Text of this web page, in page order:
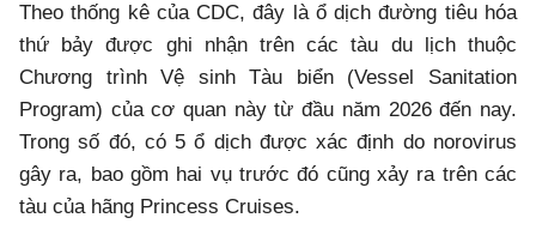
Theo thống kê của CDC, đây là ổ dịch đường tiêu hóa
thứ bảy được ghi nhận trên các tàu du lịch thuộc
Chương trình Vệ sinh Tàu biển (Vessel Sanitation
Program) của cơ quan này từ đầu năm 2026 đến nay.
Trong số đó, có 5 ổ dịch được xác định do norovirus
gây ra, bao gồm hai vụ trước đó cũng xảy ra trên các
tàu của hãng Princess Cruises.